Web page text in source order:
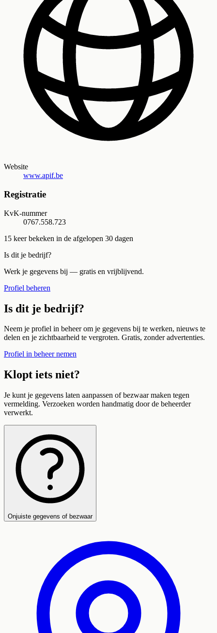
Website
www.apif.be
Registratie
KvK-nummer
0767.558.723
15 keer bekeken in de afgelopen 30 dagen
Is dit je bedrijf?
Werk je gegevens bij — gratis en vrijblijvend.
Profiel beheren
Is dit je bedrijf?
Neem je profiel in beheer om je gegevens bij te werken, nieuws te
delen en je zichtbaarheid te vergroten. Gratis, zonder advertenties.
Profiel in beheer nemen
Klopt iets niet?
Je kunt je gegevens laten aanpassen of bezwaar maken tegen
vermelding. Verzoeken worden handmatig door de beheerder
verwerkt.
Onjuiste gegevens of bezwaar